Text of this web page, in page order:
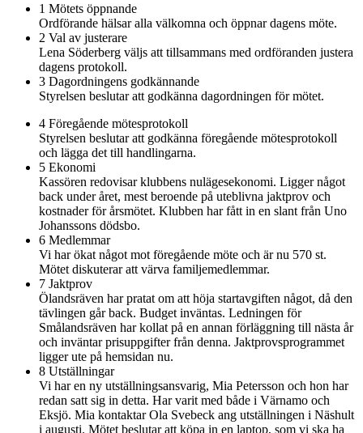
1 Mötets öppnande
Ordförande hälsar alla välkomna och öppnar dagens möte.
2 Val av justerare
Lena Söderberg väljs att tillsammans med ordföranden justera
dagens protokoll.
3 Dagordningens godkännande
Styrelsen beslutar att godkänna dagordningen för mötet.
4 Föregående mötesprotokoll
Styrelsen beslutar att godkänna föregående mötesprotokoll
och lägga det till handlingarna.
5 Ekonomi
Kassören redovisar klubbens nulägesekonomi. Ligger något
back under året, mest beroende på uteblivna jaktprov och
kostnader för årsmötet. Klubben har fått in en slant från Uno
Johanssons dödsbo.
6 Medlemmar
Vi har ökat något mot föregående möte och är nu 570 st.
Mötet diskuterar att värva familjemedlemmar.
7 Jaktprov
Ölandsräven har pratat om att höja startavgiften något, då den
tävlingen går back. Budget inväntas. Ledningen för
Smålandsräven har kollat på en annan förläggning till nästa år
och inväntar prisuppgifter från denna. Jaktprovsprogrammet
ligger ute på hemsidan nu.
8 Utställningar
Vi har en ny utställningsansvarig, Mia Petersson och hon har
redan satt sig in detta. Har varit med både i Värnamo och
Eksjö. Mia kontaktar Ola Svebeck ang utställningen i Näshult
i augusti. Mötet beslutar att köpa in en laptop, som vi ska ha